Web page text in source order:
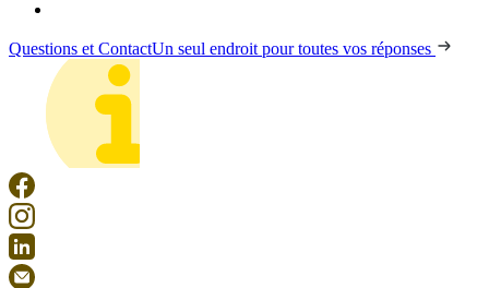
Questions et ContactUn seul endroit pour toutes vos réponses